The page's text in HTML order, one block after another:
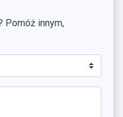
Pomóż innym,